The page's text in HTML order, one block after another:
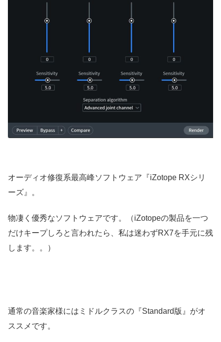
オーディオ修復系最高峰ソフトウェア『iZotope RXシリ
ーズ』。
物凄く優秀なソフトウェアです。（iZotopeの製品を一つ
だけキープしろと言われたら、私は迷わずRX7を手元に残
します。。）
通常の音楽家様にはミドルクラスの『Standard版』がオ
ススメです。